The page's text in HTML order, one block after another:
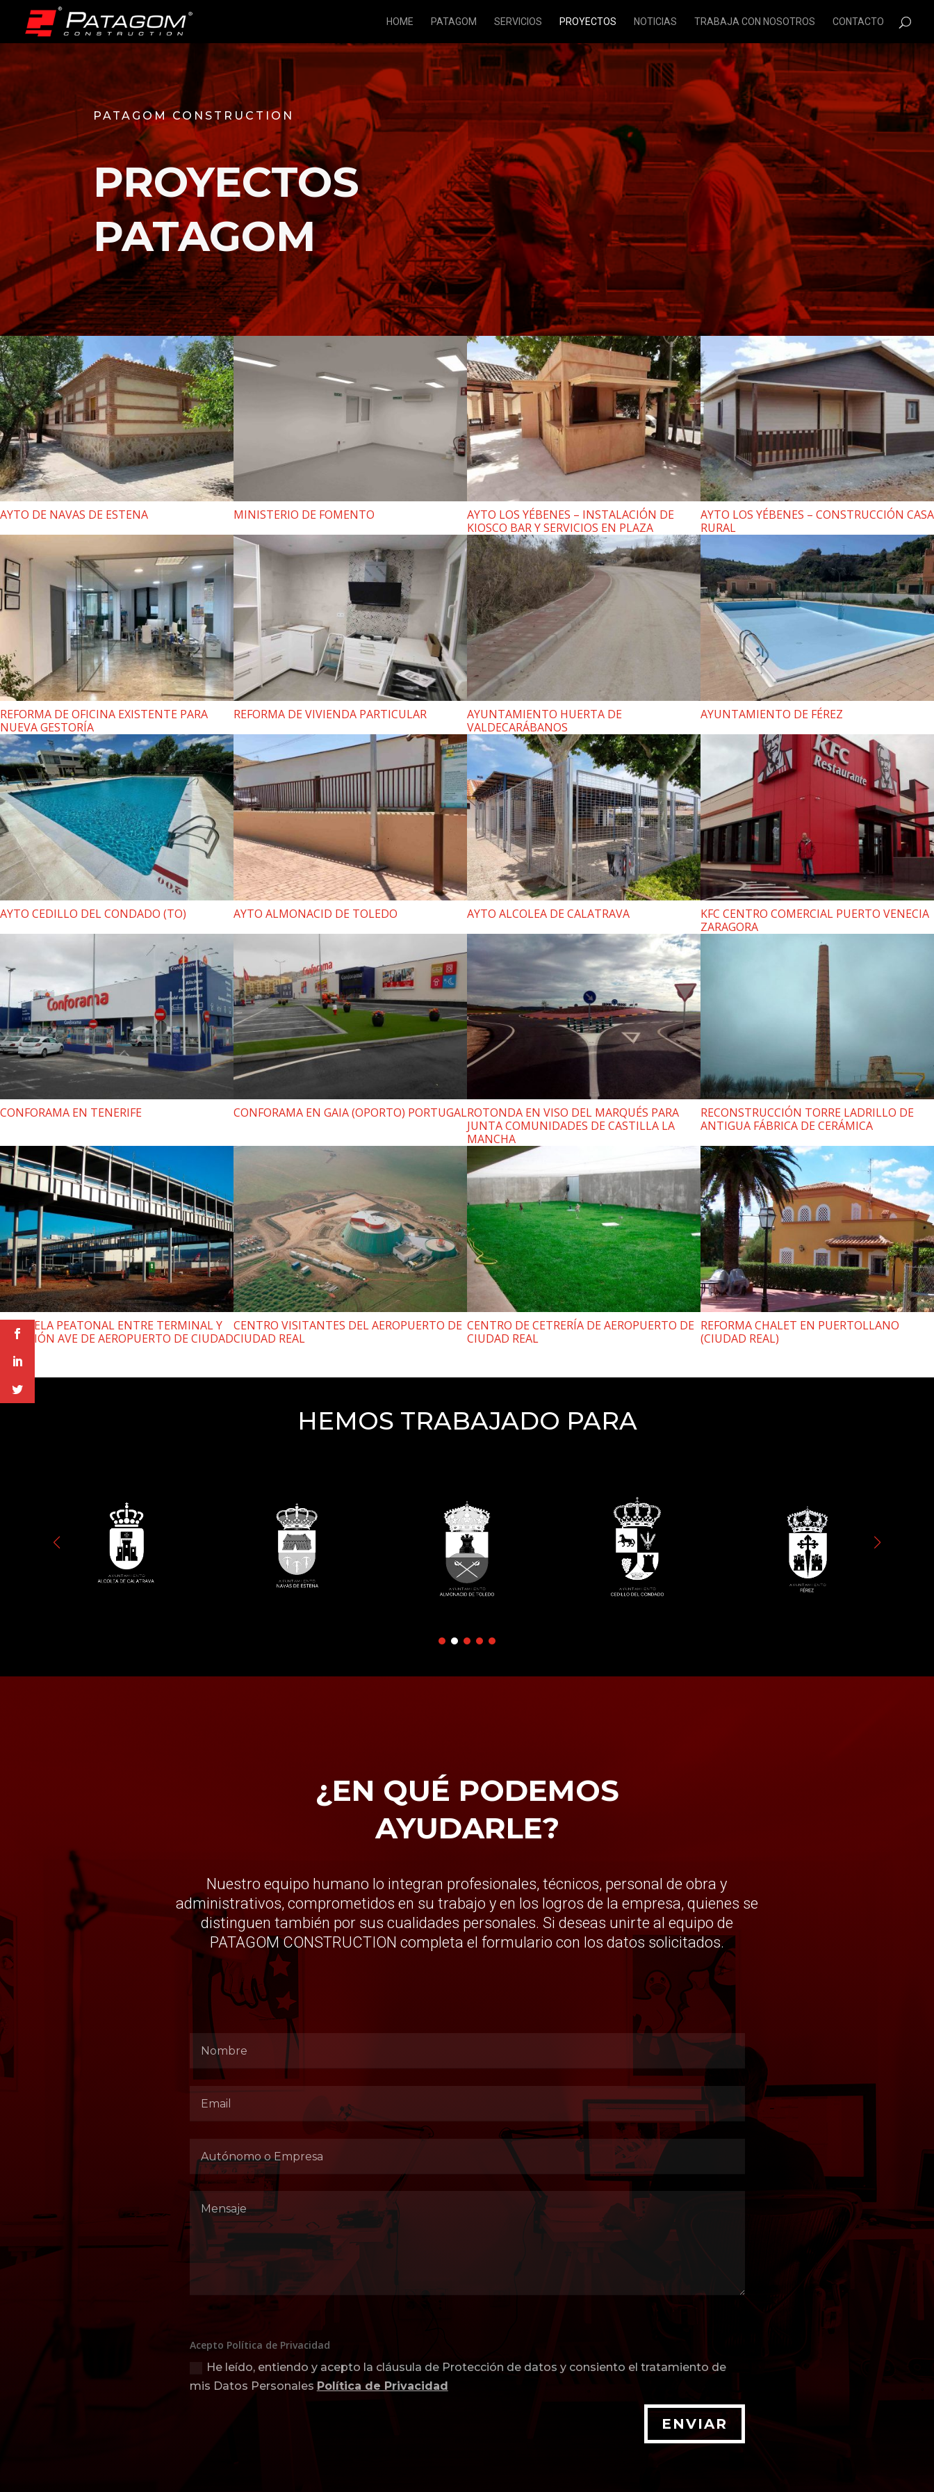
HOME PATAGOM SERVICIOS PROYECTOS NOTICIAS TRABAJA CON NOSOTROS CONTACTO
PATAGOM CONSTRUCTION
PROYECTOS
PATAGOM
AYTO DE NAVAS DE ESTENA MINISTERIO DE FOMENTO
AYTO LOS YÉBENES – INSTALACIÓN DE
KIOSCO BAR Y SERVICIOS EN PLAZA
AYTO LOS YÉBENES – CONSTRUCCIÓN CASA
RURAL
REFORMA DE OFICINA EXISTENTE PARA
NUEVA GESTORÍA
REFORMA DE VIVIENDA PARTICULAR
AYUNTAMIENTO HUERTA DE
VALDECARÁBANOS
AYUNTAMIENTO DE FÉREZ
AYTO CEDILLO DEL CONDADO (TO) AYTO ALMONACID DE TOLEDO AYTO ALCOLEA DE CALATRAVA
KFC CENTRO COMERCIAL PUERTO VENECIA
ZARAGORA
CONFORAMA EN TENERIFE CONFORAMA EN GAIA (OPORTO) PORTUGALROTONDA EN VISO DEL MARQUÉS PARA
JUNTA COMUNIDADES DE CASTILLA LA
MANCHA
RECONSTRUCCIÓN TORRE LADRILLO DE
ANTIGUA FÁBRICA DE CERÁMICA
PASARELA PEATONAL ENTRE TERMINAL Y
ESTACIÓN AVE DE AEROPUERTO DE CIUDAD
CENTRO VISITANTES DEL AEROPUERTO DE
CIUDAD REAL
CENTRO DE CETRERÍA DE AEROPUERTO DE
CIUDAD REAL
REFORMA CHALET EN PUERTOLLANO
(CIUDAD REAL)
HEMOS TRABAJADO PARA
¿EN QUÉ PODEMOS
AYUDARLE?
Nuestro equipo humano lo integran profesionales, técnicos, personal de obra y
administrativos, comprometidos en su trabajo y en los logros de la empresa, quienes se
distinguen también por sus cualidades personales. Si deseas unirte al equipo de
PATAGOM CONSTRUCTION completa el formulario con los datos solicitados.
Acepto Política de Privacidad
He leído, entiendo y acepto la cláusula de Protección de datos y consiento el tratamiento de
mis Datos Personales Política de Privacidad
ENVIAR